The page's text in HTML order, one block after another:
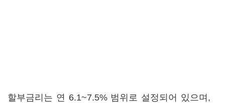
할부금리는 연 6.1~7.5% 범위로 설정되어 있으며,